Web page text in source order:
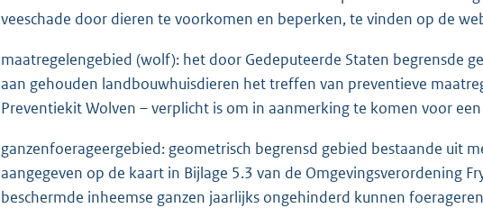
veeschade door dieren te voorkomen en beperken, te vinden op de
maatregelengebied (wolf): het door Gedeputeerde Staten begrensde
aan gehouden landbouwhuisdieren het treffen van preventieve
Preventiekit Wolven – verplicht is om in aanmerking te komen voor
ganzenfoerageergebied: geometrisch begrensd gebied bestaande uit
aangegeven op de kaart in Bijlage 5.3 van de Omgevingsverordening
beschermde inheemse ganzen jaarlijks ongehinderd kunnen